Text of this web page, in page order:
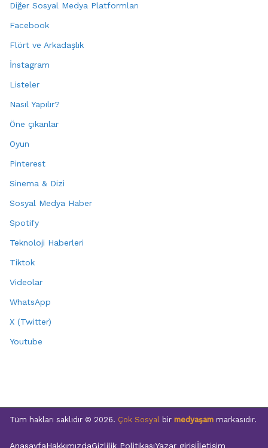
Diğer Sosyal Medya Platformları
Facebook
Flört ve Arkadaşlık
İnstagram
Listeler
Nasıl Yapılır?
Öne çıkanlar
Oyun
Pinterest
Sinema & Dizi
Sosyal Medya Haber
Spotify
Teknoloji Haberleri
Tiktok
Videolar
WhatsApp
X (Twitter)
Youtube
Tüm hakları saklıdır © 2026. Çok Sosyal bir medyaşam markasıdır.
AnasayfaHakkımızdaGizlilik PolitikasıYazar girişiİletişim